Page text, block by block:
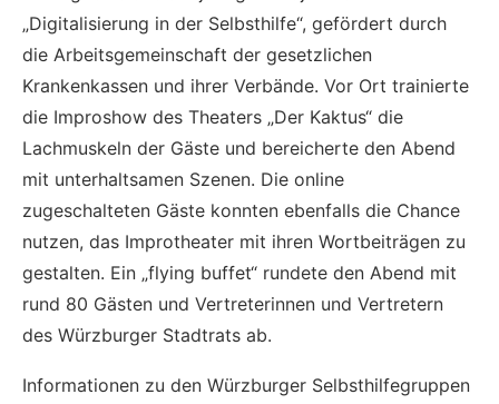
„Digitalisierung in der Selbsthilfe“, gefördert durch
die Arbeitsgemeinschaft der gesetzlichen
Krankenkassen und ihrer Verbände. Vor Ort trainierte
die Improshow des Theaters „Der Kaktus“ die
Lachmuskeln der Gäste und bereicherte den Abend
mit unterhaltsamen Szenen. Die online
zugeschalteten Gäste konnten ebenfalls die Chance
nutzen, das Improtheater mit ihren Wortbeiträgen zu
gestalten. Ein „flying buffet“ rundete den Abend mit
rund 80 Gästen und Vertreterinnen und Vertretern
des Würzburger Stadtrats ab.
Informationen zu den Würzburger Selbsthilfegruppen